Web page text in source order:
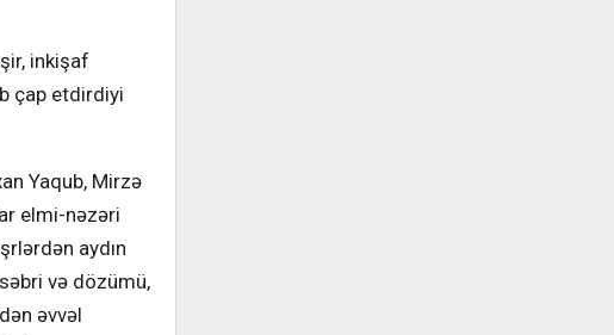
inkişaf
çap etdirdiyi
Yaqub, Mirzə
elmi-nəzəri
aydın
və dözümü,
əvvəl